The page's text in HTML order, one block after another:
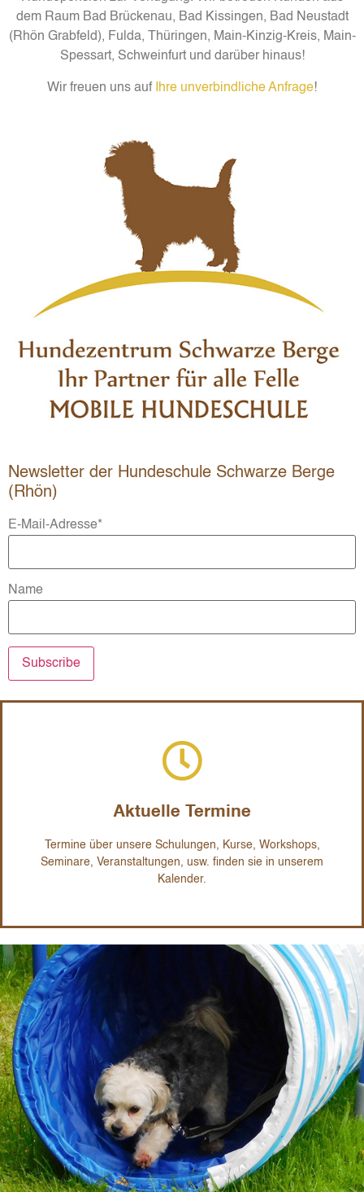
dem Raum Bad Brückenau, Bad Kissingen, Bad Neustadt
(Rhön Grabfeld), Fulda, Thüringen, Main-Kinzig-Kreis, Main-
Spessart, Schweinfurt und darüber hinaus!
Wir freuen uns auf Ihre unverbindliche Anfrage!
Newsletter der Hundeschule Schwarze Berge
(Rhön)
E-Mail-Adresse*
Name
Aktuelle Termine
Termine über unsere Schulungen, Kurse, Workshops,
Seminare, Veranstaltungen, usw. finden sie in unserem
Kalender.
Aktuelle Termine
Termine über unsere Schulungen, Kurse, Workshops,
Kalender.
zum Veranstaltungs-Kalender